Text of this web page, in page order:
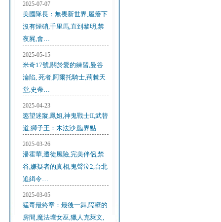
2025-07-07
美國隊長：無畏新世界,屋簷下
沒有煙硝,千里馬,直到黎明,禁
夜屍,會…
2025-05-15
米奇17號,關於愛的練習,曼谷
淪陷, 死者,阿爾托騎士,荊棘天
堂,史蒂…
2025-04-23
慾望迷蹤,鳳姐,神鬼戰士II,武替
道,獅子王：木法沙,臨界點
2025-03-26
潘霍華,遷徒風險,完美伴侶,禁
谷,嫌疑者的真相,鬼聲泣2,台北
追緝令…
2025-03-05
猛毒最終章：最後一舞,隔壁的
房間,魔法壞女巫,獵人克萊文,